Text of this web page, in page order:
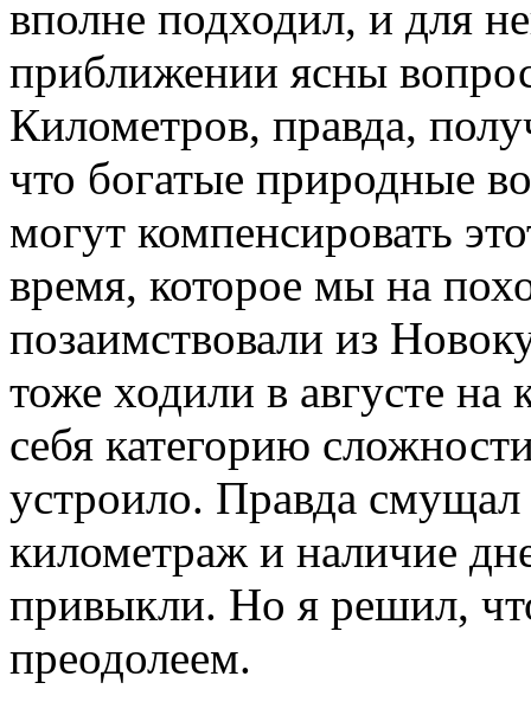
вполне подходил, и для
приближении ясны
Километров, правда,
что богатые природные
могут компенсировать
время, которое мы на
позаимствовали из
тоже ходили в августе на
себя категорию
устроило. Правда
километраж и наличие
привыкли. Но я решил,
преодолеем.